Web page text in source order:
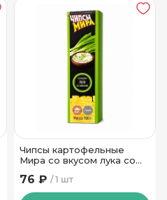
Чипсы картофельные
Мира со вкусом лука со
1 шт
76 ₽